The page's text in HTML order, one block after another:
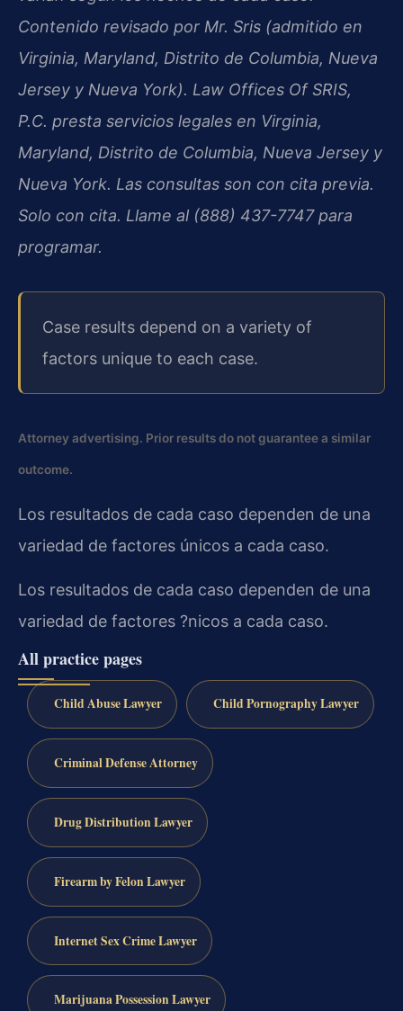
Contenido revisado por Mr. Sris (admitido en
Virginia, Maryland, Distrito de Columbia, Nueva
Jersey y Nueva York). Law Offices Of SRIS,
P.C. presta servicios legales en Virginia,
Maryland, Distrito de Columbia, Nueva Jersey y
Nueva York. Las consultas son con cita previa.
Solo con cita. Llame al (888) 437-7747 para
programar.
Case results depend on a variety of
factors unique to each case.
Attorney advertising. Prior results do not guarantee a similar
outcome.
Los resultados de cada caso dependen de una
variedad de factores únicos a cada caso.
Los resultados de cada caso dependen de una
variedad de factores ?nicos a cada caso.
All practice pages
Child Abuse Lawyer Child Pornography Lawyer
Criminal Defense Attorney
Drug Distribution Lawyer
Firearm by Felon Lawyer
Internet Sex Crime Lawyer
Marijuana Possession Lawyer